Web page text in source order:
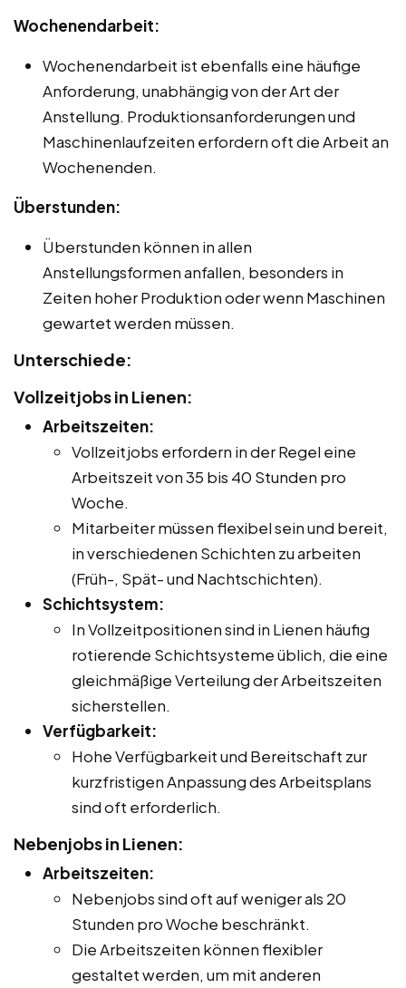
Wochenendarbeit:
Wochenendarbeit ist ebenfalls eine häufige
Anforderung, unabhängig von der Art der
Anstellung. Produktionsanforderungen und
Maschinenlaufzeiten erfordern oft die Arbeit an
Wochenenden.
Überstunden:
Überstunden können in allen
Anstellungsformen anfallen, besonders in
Zeiten hoher Produktion oder wenn Maschinen
gewartet werden müssen.
Unterschiede:
Vollzeitjobs in Lienen:
Arbeitszeiten:
Vollzeitjobs erfordern in der Regel eine
Arbeitszeit von 35 bis 40 Stunden pro
Woche.
Mitarbeiter müssen flexibel sein und bereit,
in verschiedenen Schichten zu arbeiten
(Früh-, Spät- und Nachtschichten).
Schichtsystem:
In Vollzeitpositionen sind in Lienen häufig
rotierende Schichtsysteme üblich, die eine
gleichmäßige Verteilung der Arbeitszeiten
sicherstellen.
Verfügbarkeit:
Hohe Verfügbarkeit und Bereitschaft zur
kurzfristigen Anpassung des Arbeitsplans
sind oft erforderlich.
Nebenjobs in Lienen:
Arbeitszeiten:
Nebenjobs sind oft auf weniger als 20
Stunden pro Woche beschränkt.
Die Arbeitszeiten können flexibler
gestaltet werden, um mit anderen